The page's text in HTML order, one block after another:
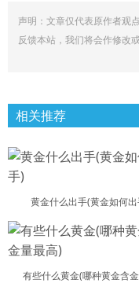
声明：文章仅代表原作者观
反馈本站，我们将会作修改
相关推荐
黄金什么出手(黄金如何出
有些什么黄金(哪种黄金含